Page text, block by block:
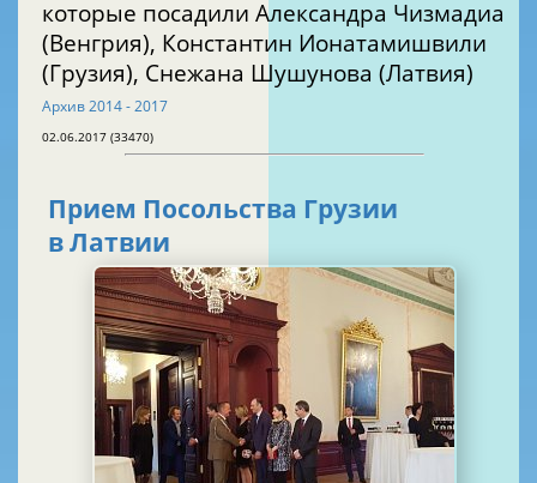
которые посадили Александра Чизмадиа
(Венгрия), Константин Ионатамишвили
(Грузия), Снежана Шушунова (Латвия)
Архив 2014 - 2017
02.06.2017 (33470)
Прием Посольства Грузии
в Латвии